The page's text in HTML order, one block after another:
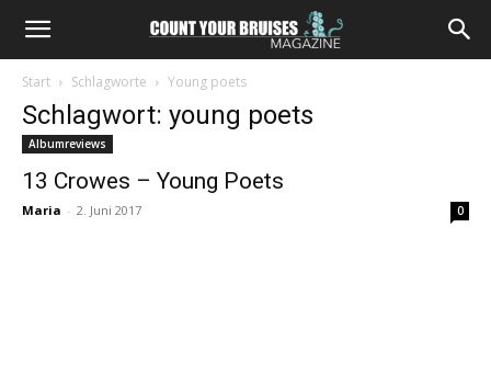
Start Schlagworte Young poets
Schlagwort: young poets
Albumreviews
13 Crowes – Young Poets
Maria - 2. Juni 2017 0